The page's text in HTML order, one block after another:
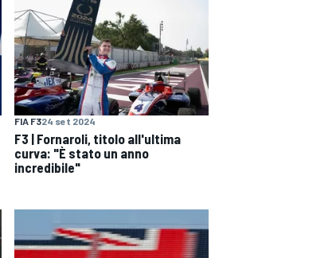
FIA F324 set 2024
F3 | Fornaroli, titolo all'ultima
curva: "È stato un anno
incredibile"